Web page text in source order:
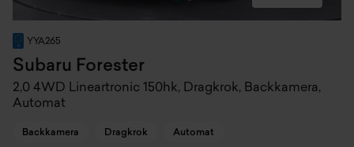
YYA265
Subaru Forester
2,0 4WD Lineartronic 150hk, Dragkrok, Backkamera,
Automat
Backkamera Dragkrok Automat